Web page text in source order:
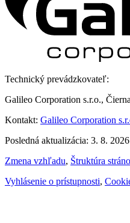
Technický prevádzkovateľ:
Galileo Corporation s.r.o.,
Kontakt: Galileo Corporation
Posledná aktualizácia: 3. 8. 2026
Zmena vzhľadu, Štruktúra
Vyhlásenie o prístupnosti,